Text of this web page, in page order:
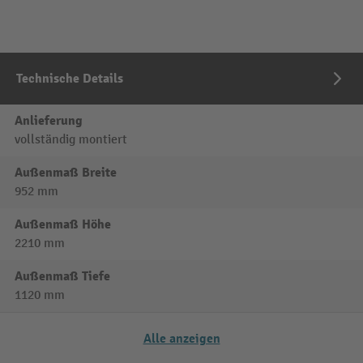
Technische Details
Anlieferung
vollständig montiert
Außenmaß Breite
952 mm
Außenmaß Höhe
2210 mm
Außenmaß Tiefe
1120 mm
Alle anzeigen